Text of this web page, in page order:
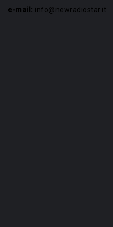
e-mail: info@newradiostar.it